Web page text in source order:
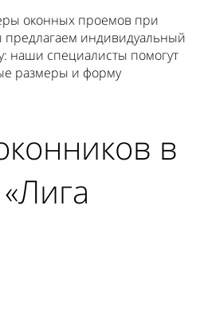
оконных проемов при
предлагаем индивидуальный
наши специалисты помогут
размеры и форму
в